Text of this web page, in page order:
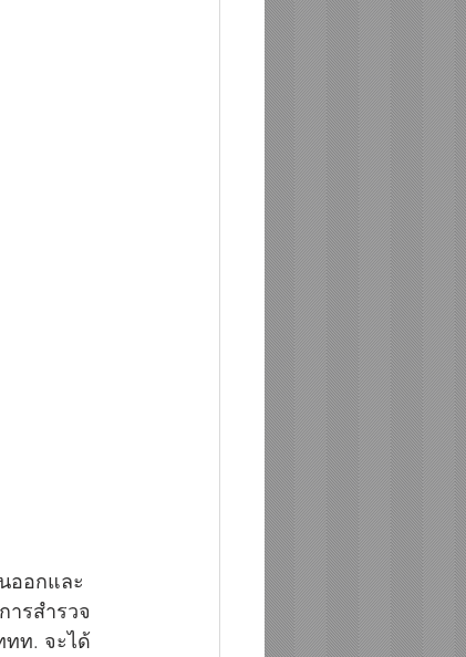
ออกและ
ารสำรวจ
ทท. จะได้